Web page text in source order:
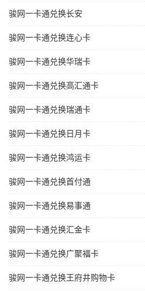
骏网一卡通兑换长安
骏网一卡通兑换连心卡
骏网一卡通兑换华瑞卡
骏网一卡通兑换高汇通卡
骏网一卡通兑换瑞通卡
骏网一卡通兑换日月卡
骏网一卡通兑换鸿运卡
骏网一卡通兑换首付通
骏网一卡通兑换易事通
骏网一卡通兑换汇金卡
骏网一卡通兑换广聚福卡
骏网一卡通兑换王府井购物卡